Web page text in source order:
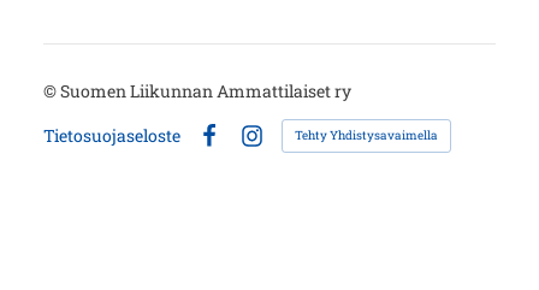
©Suomen Liikunnan Ammattilaiset ry
Tietosuojaseloste
FacebookInstagram
Tehty Yhdistysavaimella